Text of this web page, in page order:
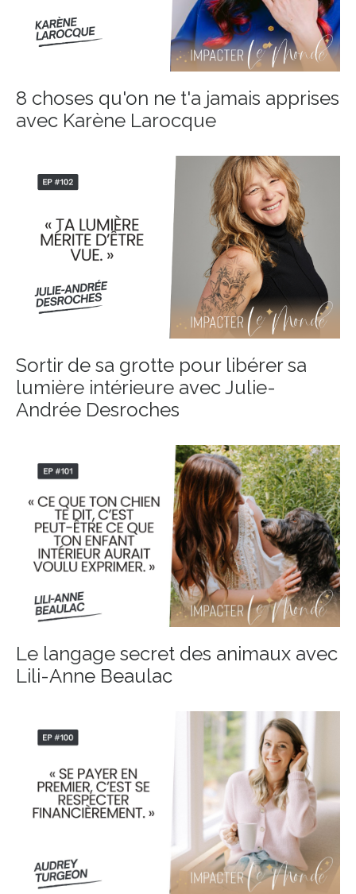
8 choses qu'on ne t'a jamais apprises
avec Karène Larocque
Sortir de sa grotte pour libérer sa
lumière intérieure avec Julie-
Andrée Desroches
Le langage secret des animaux avec
Lili-Anne Beaulac